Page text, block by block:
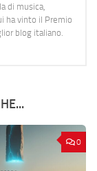
di musica,
ha vinto il Premio
blog italiano.
0